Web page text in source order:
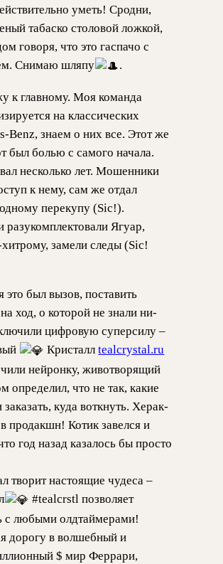
уметь! Сродни,
табаско столовой ложкой,
говоря, что это гаспачо с
Снимаю шляпу
.
к главному. Моя команда
на классических
Benz, знаем о них все. Этот же
был болью с самого начала.
несколько лет. Мошенники
к нему, сам же отдал
перекупу (Sic!).
Ягуар,
замели следы (Sic!
это был вызов, поставить
ход, о которой не знали ни-
цифровую суперсилу –
Кристаллtealcrystal.ru
нейронку, животворящий
определил, что не так, какие
заказать, куда воткнуть. Херак-
продакшн! Котик завелся и
год назад казалось бы просто
творит настоящие чудеса –
#tealcrstl позволяет
с любыми олдтаймерами!
дорогу в волшебный и
$ мир Феррари,